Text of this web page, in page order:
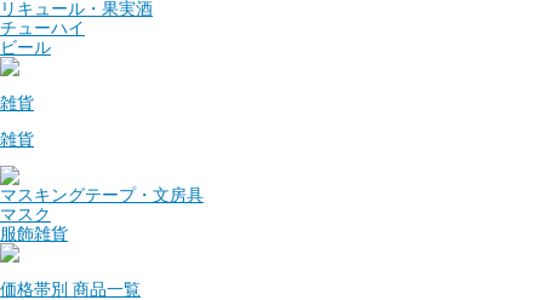
リキュール・果実酒
チューハイ
ビール
雑貨
雑貨
マスキングテープ・文房具
マスク
服飾雑貨
価格帯別 商品一覧